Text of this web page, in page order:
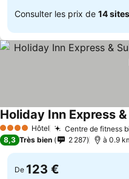
Consulter les prix de 14 sites
4 Étoiles Hôtel Centre de fitness
8,3 Très bien 2 287 à 0.9
De 123 €